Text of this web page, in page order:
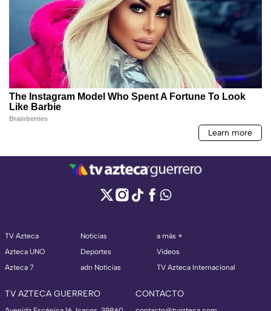
TV Azteca
Azteca UNO
Azteca 7
Noticias
Deportes
adn Noticias
a más +
Videos
TV Azteca Internacional
TV AZTECA GUERRERO CONTACTO